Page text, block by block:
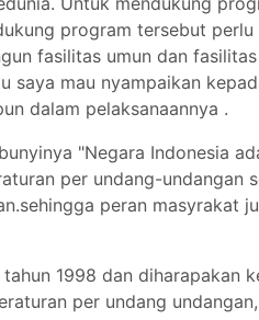
program tersebut
fasilitas umun dan
mau nyampaikan
dalam pelaksanaannya .
"Negara Indonesia
per undang-
peran masyrakat
1998 dan diharapakan
per undang